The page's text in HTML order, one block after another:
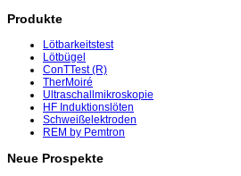
Produkte
Lötbarkeitstest
Lötbügel
ConTTest (R)
TherMoiré
Ultraschallmikroskopie
HF Induktionslöten
Schweißelektroden
REM by Pemtron
Neue Prospekte